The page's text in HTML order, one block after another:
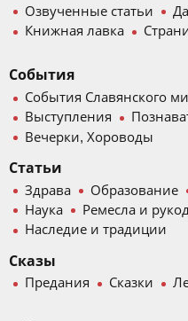
Озвученные статьи
Книжная лавка
События
События Славянского
Выступления
Вечерки, Хороводы
Статьи
Здрава Образование
Наука
Ремесла и
Наследие и традиции
Сказы
Предания Сказки